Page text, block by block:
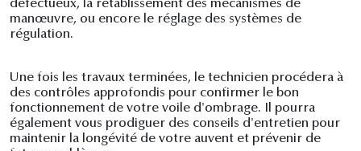
défectueux, la rétablissement des mécanismes de
manœuvre, ou encore le réglage des systèmes de
régulation.
Une fois les travaux terminées, le technicien procédera à
des contrôles approfondis pour confirmer le bon
fonctionnement de votre voile d'ombrage. Il pourra
également vous prodiguer des conseils d'entretien pour
maintenir la longévité de votre auvent et prévenir de